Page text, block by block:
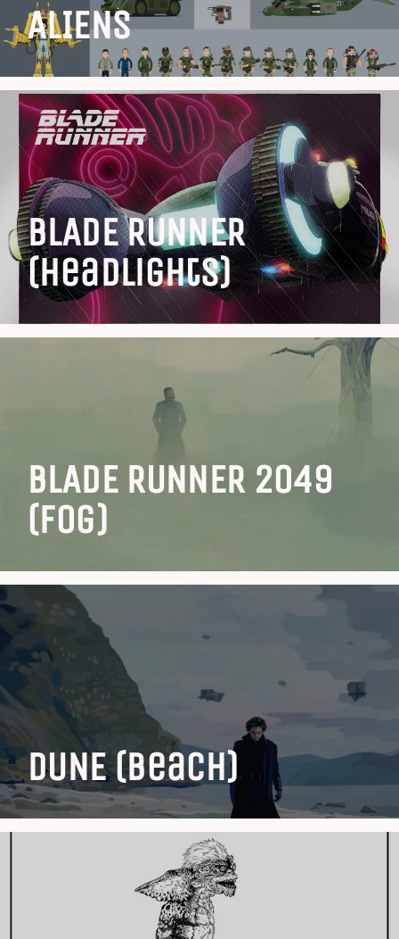
ALIENS
BLADE RUNNER
(Headlights)
BLADE RUNNER 2049
(fog)
DUNE (Beach)